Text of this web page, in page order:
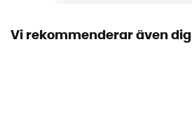
Vi rekommenderar även dig